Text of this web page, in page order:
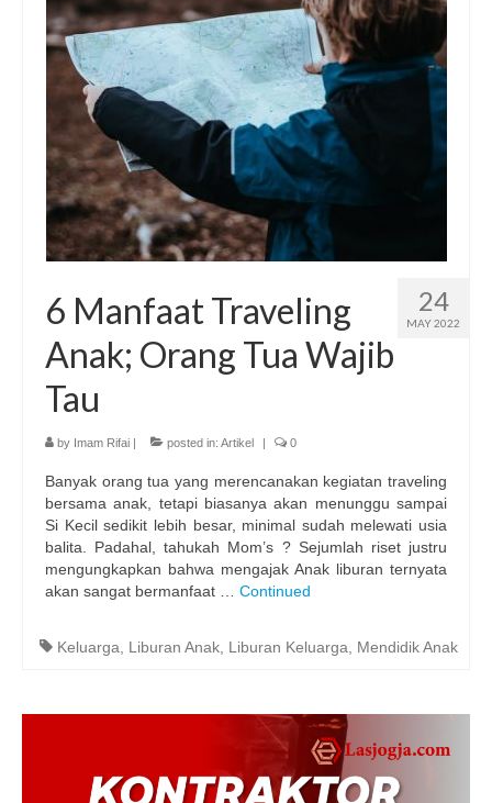
Publikasi Dakwah Gratis
Kajian Gratis di Jogja
FAQ
Contact
About
24
MAY 2022
6 Manfaat Traveling
Anak; Orang Tua Wajib
Tau
by Imam Rifai | posted in: Artikel | 0
Banyak orang tua yang merencanakan kegiatan traveling
bersama anak, tetapi biasanya akan menunggu sampai
Si Kecil sedikit lebih besar, minimal sudah melewati usia
balita. Padahal, tahukah Mom’s ? Sejumlah riset justru
mengungkapkan bahwa mengajak Anak liburan ternyata
akan sangat bermanfaat … Continued
Keluarga Liburan Anak Liburan Keluarga Mendidik Anak